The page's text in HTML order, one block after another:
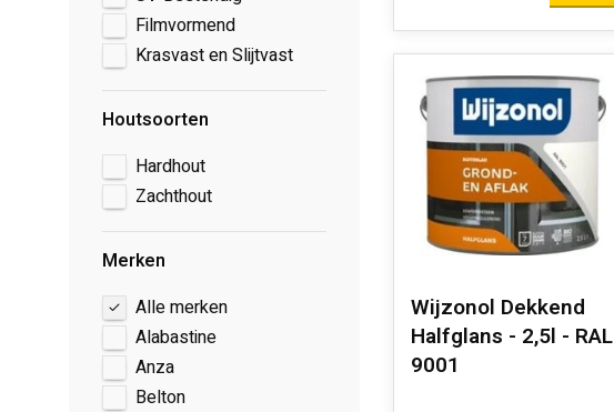
Filmvormend
Krasvast en Slijtvast
Houtsoorten
Hardhout
Zachthout
Merken
Alle merken
Alabastine
Anza
Belton
Wijzonol Dekkend
Halfglans - 2,5l - RAL
9001